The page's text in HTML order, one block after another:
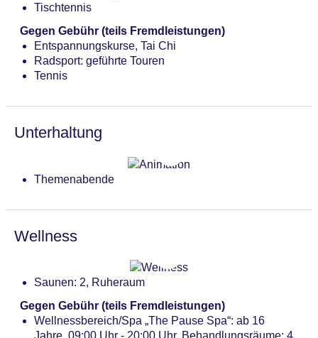
Tischtennis
Gegen Gebühr (teils Fremdleistungen)
Entspannungskurse, Tai Chi
Radsport: geführte Touren
Tennis
Unterhaltung
Themenabende
Wellness
Saunen: 2, Ruheraum
Gegen Gebühr (teils Fremdleistungen)
Wellnessbereich/Spa „The Pause Spa“: ab 16
Jahre, 09:00 Uhr - 20:00 Uhr, Behandlungsräume: 4,